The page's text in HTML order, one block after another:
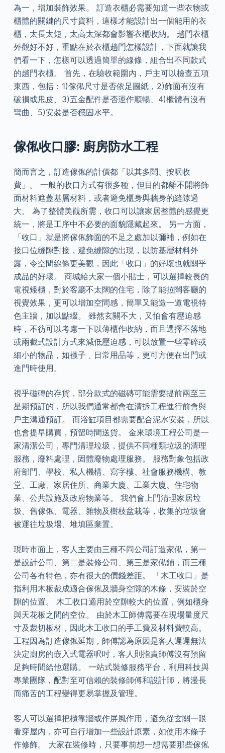
為一，增加裝飾效果。 訂造衣櫃必需要知道一些衣物或
櫃體的關鍵的尺寸資料，這樣才能設計出一個能用的衣
櫃，太長太短，太高太深都會影響衣櫃收納。 趟門衣櫃
外觀好不好，重點在於衣櫃趟門怎樣設計，下面就讓我
們看一下，怎樣可以透過簡單的線條，組合出不同款式
的趟門衣櫃。 首先，在驗收範圍內，戶主可以檢查五項
東西，包括：1)傢俬尺寸是否依足圖紙，2)飾面有沒有
破損或甩皮、3)五金配件是否運作順暢、4)櫃體有沒有
彎曲、5)安裝是否穩固水平。
傢俬收口膠: 廚房防水工程
簡而言之，訂造傢俬的計價都「以其多闊、按呎收
費」。 一般的收口方式有很多種，但目的都離不開將飾
面材料遮蓋基層材料，或者避免櫃身與牆身的縫隙過
大。 為了整體美觀所需，收口可以讓家居整體的感覺更
統一，將是工序中不必要的面貌隱藏起來。 另一方面，
「收口」就是將傢俬飾面的不足之處加以彌補，例如在
接口位縫隙對接，避免縫隙的出現，以防基層材料外
露，令空間線條更美觀，因此「收口」的好壞也就關乎
成品的好壞。 商城給大家一個小貼士，可以選擇較長的
電視矮櫃，對於客廳不太闊的住宅，除了能拉闊客廳的
視覺效果，更可以增加空間感，簡單又能造一道電視特
色主牆，加以點綴。 雖然玄關不大，又怕會有壓迫感
時，不彷可以考慮一下以薄櫃作收納，而且選擇不落地
或兩截式設計方式來減低壓迫感，可以放置一些零碎或
細小的物品，如襪子﹑日常用品等，更可方便在出門或
進門時使用。
視乎磁磚的存貨，部分款式的磁磚可能需要提前兩至三
星期預訂的，所以我們通常都會在清拆工程進行前會與
戶主溝通預訂。 而浴缸項目都需要配合泥水安裝，所以
也會提早購買，預留時間送貨。 金來環境工程公司是一
家清潔公司，專門清理垃圾，提供不同種類垃圾的清理
服務，廢料處理，固體廢物處理服務。 服務對象包括政
府部門、學校、私人機構、寫字樓、社會服務機構、教
堂、工廠、家居住所、商業大廈、工業大廈、住宅物
業、公共設施及政府物業等。 我們會上門清理家居垃
圾、舊傢俬、電器、雜物及樹枝盆栽等，收集的垃圾會
被運往垃圾場、堆填區棄置。
現時市面上，客人主要由三種不同公司訂造家俬，第一
是設計公司、第二是裝修公司、第三是家俬鋪，而三種
公司各有特色，亦有很大的價錢差距。 「木工收口」是
指利用木板裁成適合傢俬及牆身空隙的木條，安裝於空
隙的位置。 木工收口適用於空隙較大的位置，例如櫃身
與天花板之間的空位。 由於木工師傅需要在現場量度尺
寸及裁切板材，因此木工收口的手工費及材料費較高。
工程因為訂造傢俬延期，師傅認為原因是客人遲遲無法
決定廚房的嵌入式電器呎吋，客人則指責師傅沒有預留
足夠時間給他選購。 一站式裝修服務平台，利用科技與
專業團隊，配對至可信賴的裝修師傅和設計師，將漫長
而痛苦的工程變得更易掌握及管理。
客人可以選擇把櫃靠牆或作屏風作用，避免從玄關一眼
看穿屋內，亦可自行增加一些設計原素，如使用木條子
作修飾。 大家在裝修時，只要事前想一想需要那些傢俬